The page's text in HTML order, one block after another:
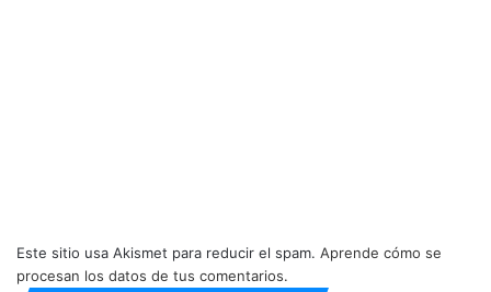
Este sitio usa Akismet para reducir el spam. Aprende cómo se
procesan los datos de tus comentarios.